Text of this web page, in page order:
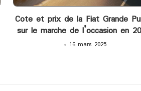
in
Cote et prix de la Fiat Grande
sur le marche de l’occasion en
16 mars 2025